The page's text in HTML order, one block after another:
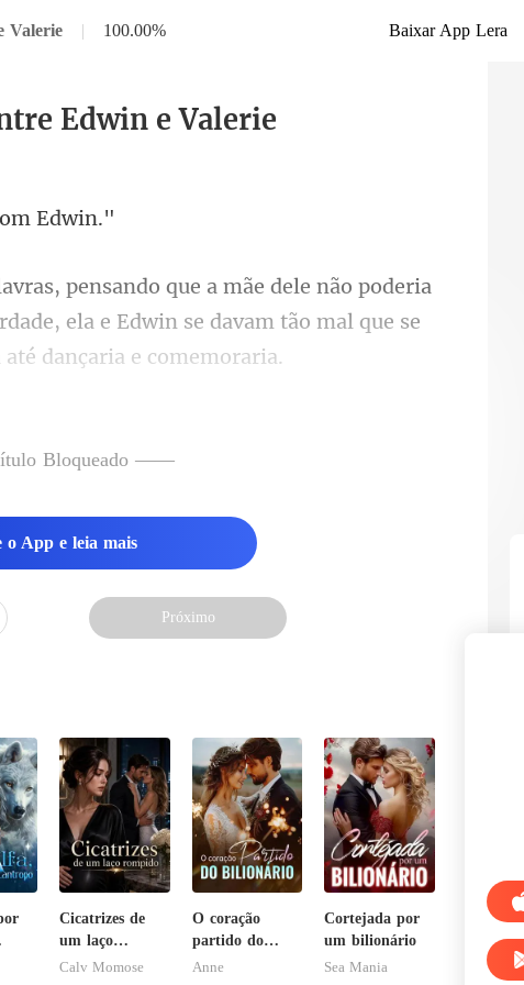
Valerie | 100.00% Baixar App Lera
Edwin e Valerie
deria
ela e Edwin se davam tão m
Bloqueado ——
o App e leia mais
Próximo
Cicatrizes de
um laço
rompido
Calv Momose
O coração
partido do
bilionário
Anne
Cortejada por
um bilionário
Sea Mania